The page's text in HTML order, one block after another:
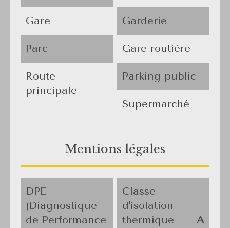
Garderie
Gare
Gare routière
Parc
Parking public
Route
principale
Supermarché
Mentions légales
DPE
(Diagnostique
de Performance
Classe
d'isolation
thermique
A